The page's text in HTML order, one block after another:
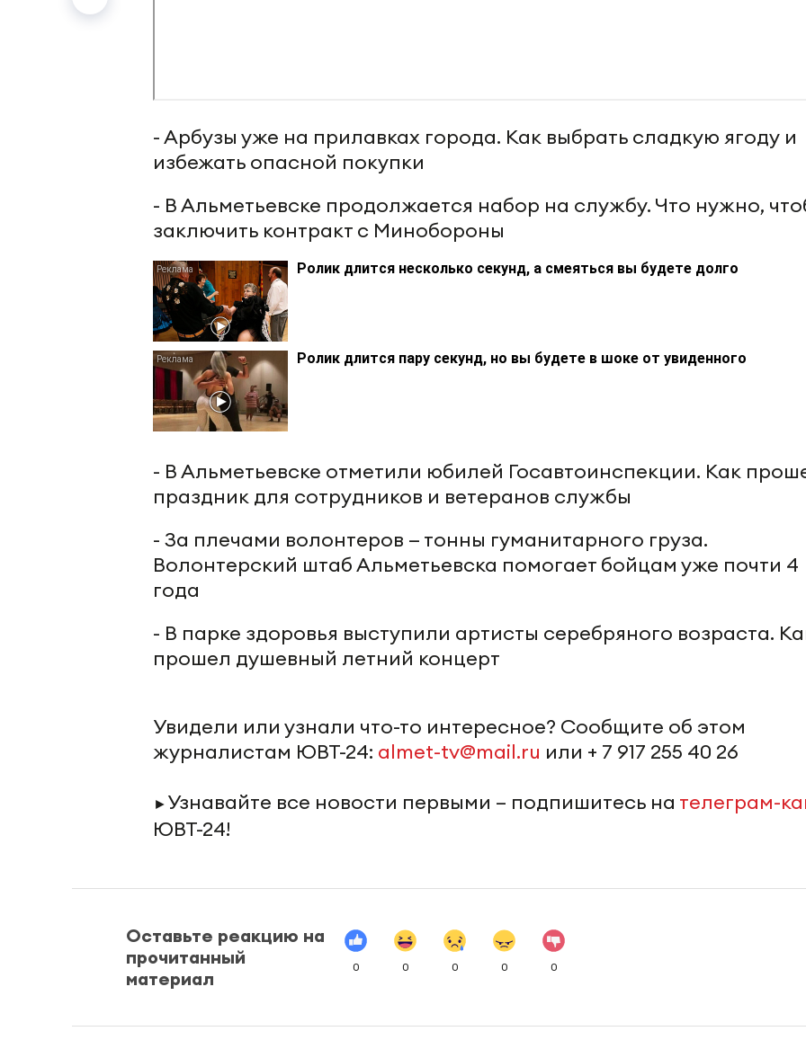
- Арбузы уже на прилавках города. Как выбрать сладкую ягоду и
избежать опасной покупки
- В Альметьевске продолжается набор на службу. Что нужно,
заключить контракт с Минобороны
Ролик длится несколько секунд, а смеяться вы будете долго
Ролик длится пару секунд, но вы будете в шоке от увиденного
- В Альметьевске отметили юбилей Госавтоинспекции. Как
праздник для сотрудников и ветеранов службы
- За плечами волонтеров — тонны гуманитарного груза.
Волонтерский штаб Альметьевска помогает бойцам уже почти 4
года
- В парке здоровья выступили артисты серебряного возраста.
прошел душевный летний концерт
Увидели или узнали что-то интересное? Сообщите об этом
журналистам ЮВТ-24: almet-tv@mail.ru или + 7 917 255 40 26
► Узнавайте все новости первыми – подпишитесь на телеграм-
ЮВТ-24!
Оставьте реакцию на
прочитанный
материал
0 0 0 0 0